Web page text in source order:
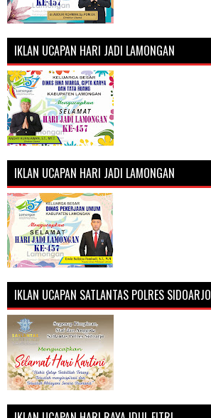
IKLAN UCAPAN HARI JADI LAMONGAN
IKLAN UCAPAN HARI JADI LAMONGAN
IKLAN UCAPAN SATLANTAS POLRES SIDOARJO